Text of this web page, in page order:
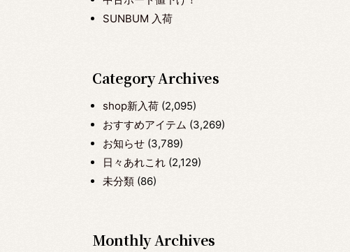
SUNBUM 入荷
Category Archives
shop新入荷 (2,095)
おすすめアイテム (3,269)
お知らせ (3,789)
日々あれこれ (2,129)
未分類 (86)
Monthly Archives